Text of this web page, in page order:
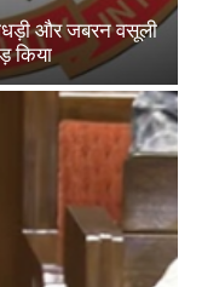
और जबरन वसूली
किया